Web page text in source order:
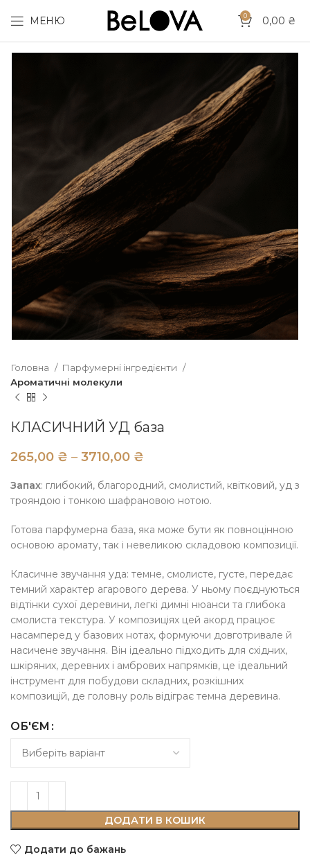
МЕНЮ 0 0,00 ₴
Головна
Парфумерні інгредієнти
Ароматичні молекули
КЛАСИЧНИЙ УД база
₴ ₴
Запах: глибокий, благородний, смолистий, квітковий, уд з
трояндою і тонкою шафрановою нотою.
Готова парфумерна база, яка може бути як повноцінною
основою аромату, так і невеликою складовою композиції.
Класичне звучання уда: темне, смолисте, густе, передає
темний характер агарового дерева. У ньому поєднуються
відтінки сухої деревини, легкі димні нюанси та глибока
смолиста текстура. У композиціях цей акорд працює
насамперед у базових нотах, формуючи довготривале й
насичене звучання. Він ідеально підходить для східних,
шкіряних, деревних і амбрових напрямків, це ідеальний
інструмент для побудови складних, розкішних
композицій, де головну роль відіграє темна деревина.
ОБ'ЄМ
ДОДАТИ В КОШИК
Додати до бажань